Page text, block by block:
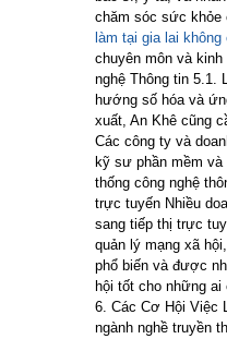
chăm sóc sức
làm tại gia lai
chuyên môn và
nghệ Thông tin 5.1.
hướng số hóa và
xuất, An Khê cũng
Các công ty và
kỹ sư phần mềm và
thống công nghệ
trực tuyến Nhiều
sang tiếp thị trực
quản lý mạng xã
phổ biến và được
hội tốt cho những
6. Các Cơ Hội Việc
ngành nghề truyền